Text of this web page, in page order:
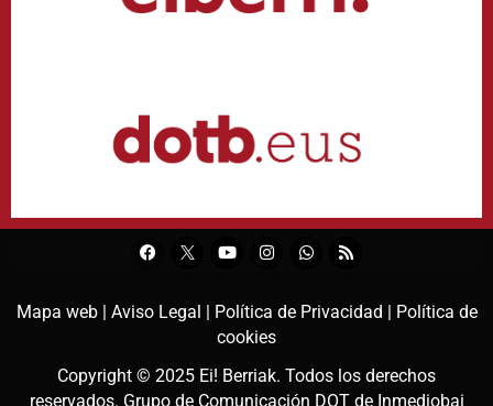
Mapa web | Aviso Legal | Política de Privacidad | Política de
cookies
Copyright © 2025 Ei! Berriak. Todos los derechos
reservados. Grupo de Comunicación DOT de Inmediobai